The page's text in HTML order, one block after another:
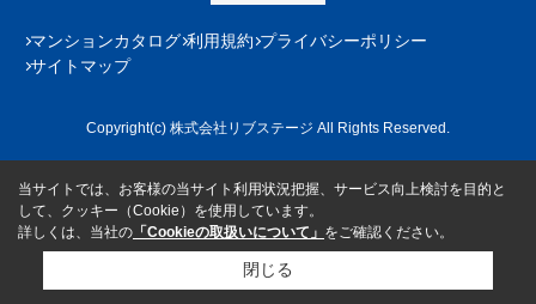
マンションカタログ 利用規約 プライバシーポリシー
サイトマップ
Copyright(c) 株式会社リブステージ All Rights Reserved.
当サイトでは、お客様の当サイト利用状況把握、サービス向上検討を目的と
して、クッキー（Cookie）を使用しています。
詳しくは、当社の 「Cookieの取扱いについて」 をご確認ください。
閉じる